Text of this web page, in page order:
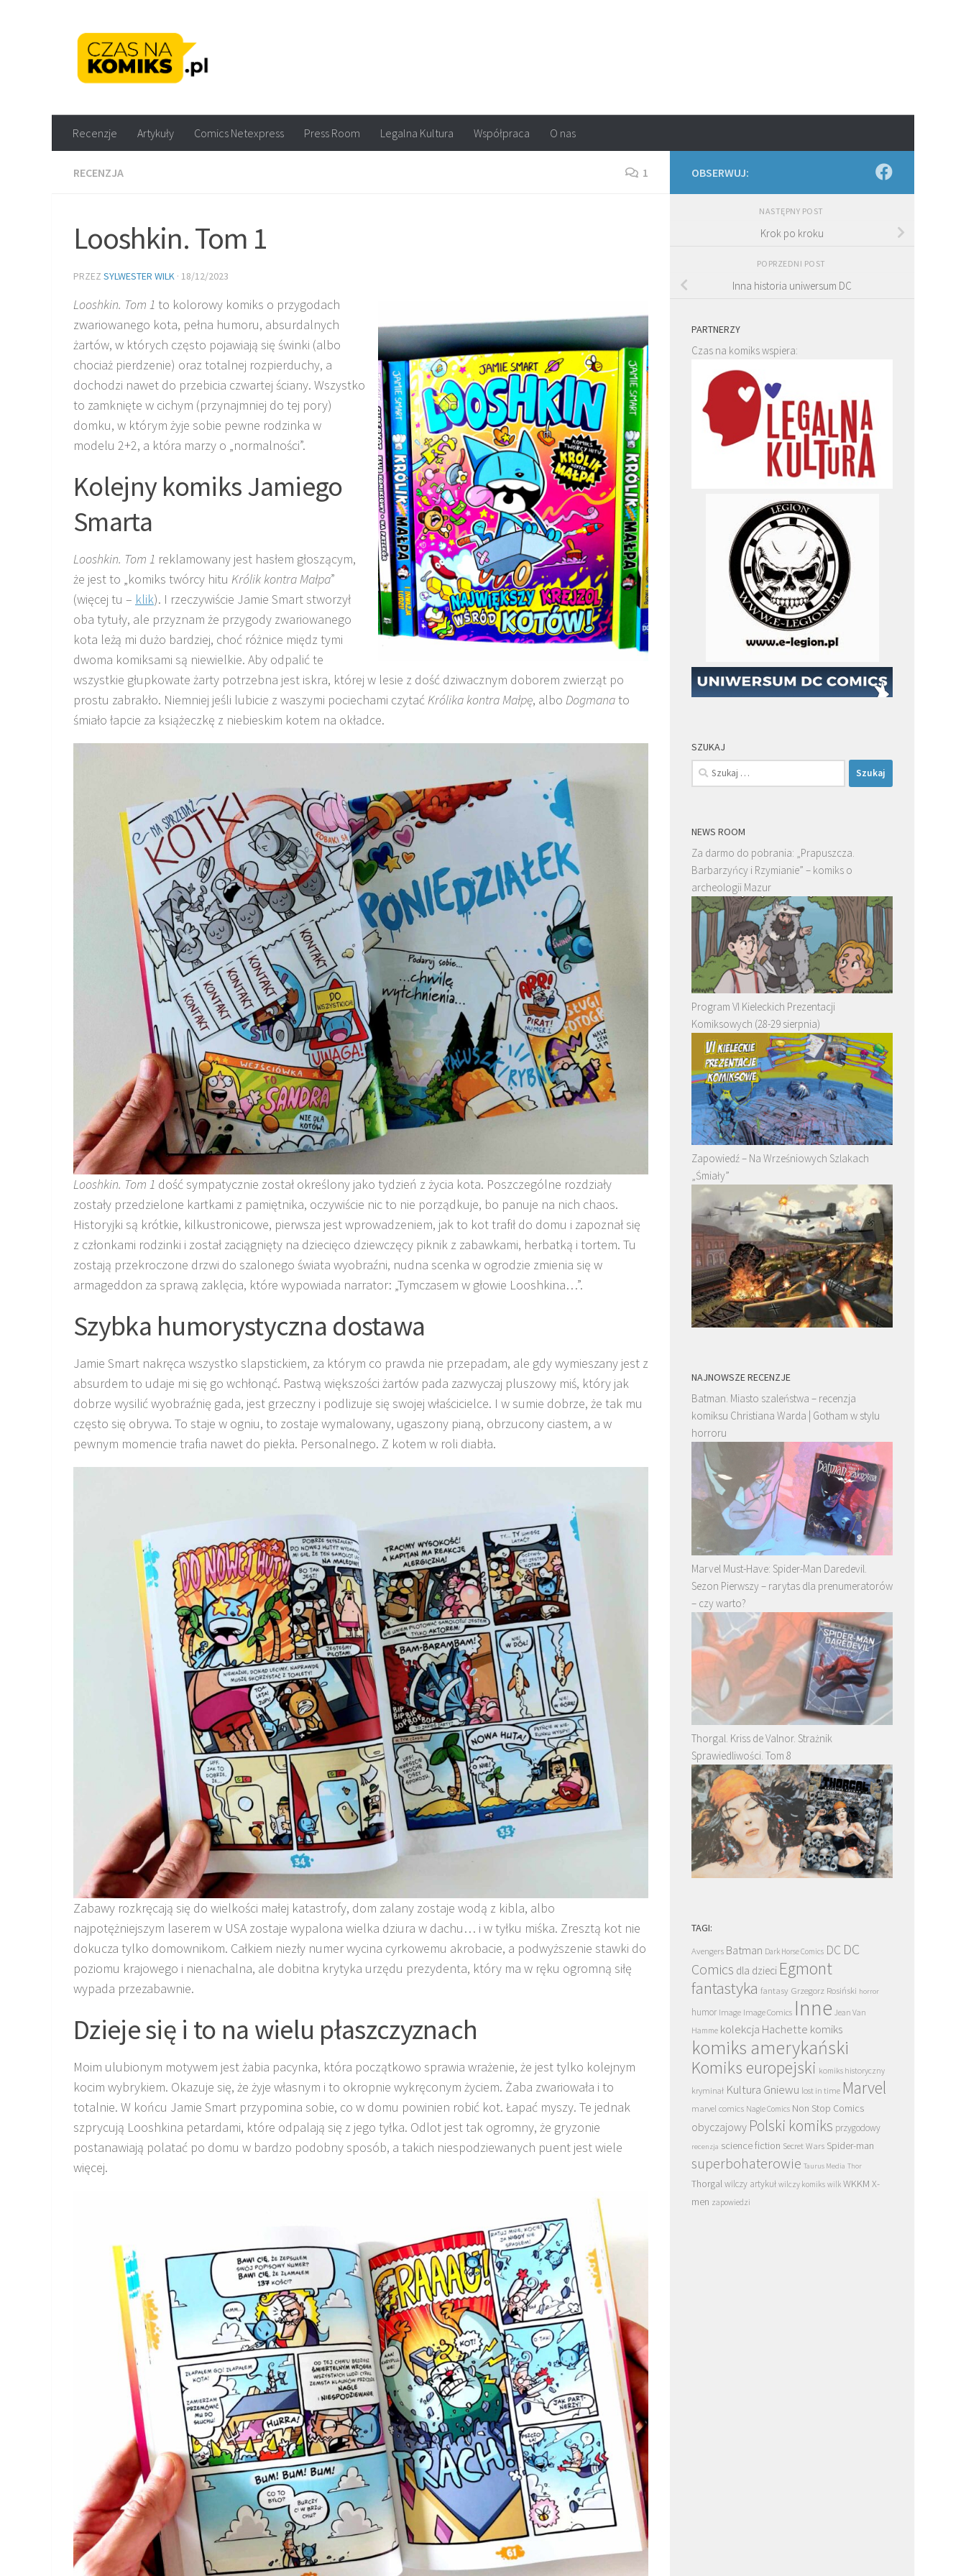
Recenzje Artykuły Comics Netexpress Press Room Legalna Kultura Współpraca O nas
RECENZJA 1
Looshkin. Tom 1
PRZEZ SYLWESTER WILK · 18/12/2023
Looshkin. Tom 1 to kolorowy komiks o przygodach
zwariowanego kota, pełna humoru, absurdalnych
żartów, w których często pojawiają się świnki (albo
chociaż pierdzenie) oraz totalnej rozpierduchy, a
dochodzi nawet do przebicia czwartej ściany. Wszystko
to zamknięte w cichym (przynajmniej do tej pory)
domku, w którym żyje sobie pewne rodzinka w
modelu 2+2, a która marzy o „normalności”.
Kolejny komiks Jamiego
Smarta
Looshkin. Tom 1 reklamowany jest hasłem głoszącym,
że jest to „komiks twórcy hitu Królik kontra Małpa”
(więcej tu – klik). I rzeczywiście Jamie Smart stworzył
oba tytuły, ale przyznam że przygody zwariowanego
kota leżą mi dużo bardziej, choć różnice międz tymi
dwoma komiksami są niewielkie. Aby odpalić te
wszystkie głupkowate żarty potrzebna jest iskra, której w lesie z dość dziwacznym doborem zwierząt po
prostu zabrakło. Niemniej jeśli lubicie z waszymi pociechami czytaćKrólika kontra Małpę, albo Dogmanato
śmiało łapcie za książeczkę z niebieskim kotem na okładce.
Looshkin. Tom 1 dość sympatycznie został określony jako tydzień z życia kota. Poszczególne rozdziały
zostały przedzielone kartkami z pamiętnika, oczywiście nic to nie porządkuje, bo panuje na nich chaos.
Historyjki są krótkie, kilkustronicowe, pierwsza jest wprowadzeniem, jak to kot trafił do domu i zapoznał się
z członkami rodzinki i został zaciągnięty na dziecięco dziewczęcy piknik z zabawkami, herbatką i tortem. Tu
zostają przekroczone drzwi do szalonego świata wyobraźni, nudna scenka w ogrodzie zmienia się w
armageddon za sprawą zaklęcia, które wypowiada narrator: „Tymczasem w głowie Looshkina…”.
Szybka humorystyczna dostawa
Jamie Smart nakręca wszystko slapstickiem, za którym co prawda nie przepadam, ale gdy wymieszany jest z
absurdem to udaje mi się go wchłonąć. Pastwą większości żartów pada zazwyczaj pluszowy miś, który jak
dobrze wysilić wyobraźnię gada, jest grzeczny i podlizuje się swojej właścicielce. I w sumie dobrze, że tak mu
często się obrywa. To staje w ogniu, to zostaje wymalowany, ugaszony pianą, obrzucony ciastem, a w
pewnym momencie trafia nawet do piekła. Personalnego. Z kotem w roli diabła.
Zabawy rozkręcają się do wielkości małej katastrofy, dom zalany zostaje wodą z kibla, albo
najpotężniejszym laserem w USA zostaje wypalona wielka dziura w dachu… i w tyłku miśka. Zresztą kot nie
dokucza tylko domownikom. Całkiem niezły numer wycina cyrkowemu akrobacie, a podwyższenie stawki do
poziomu krajowego i nienachalna, ale dobitna krytyka urzędu prezydenta, który ma w ręku ogromną siłę
wypada przezabawnie.
Dzieje się i to na wielu płaszczyznach
Moim ulubionym motywem jest żabia pacynka, która początkowo sprawia wrażenie, że jest tylko kolejnym
kocim wybrykiem. Okazuje się, że żyje własnym i to okropnie wykręconym życiem. Żaba zwariowała i to
totalnie. W końcu Jamie Smart przypomina sobie, co w domu powinien robić kot. Łapać myszy. Te jednak
szprycują Looshkina petardami, które odpalają się z jego tyłka. Odlot jest tak ogromny, że gryzonie
postanawiają polatać po domu w bardzo podobny sposób, a takich niespodziewanych puent jest wiele
więcej.
OBSERWUJ:
NASTĘPNY POST
Krok po kroku
POPRZEDNI POST
Inna historia uniwersum DC
PARTNERZY
Czas na komiks wspiera:
SZUKAJ
Szukaj:
NEWS ROOM
Za darmo do pobrania: „Prapuszcza.
Barbarzyńcy i Rzymianie” – komiks o
archeologii Mazur
Program VI Kieleckich Prezentacji
Komiksowych (28-29 sierpnia)
Zapowiedź – Na Wrześniowych Szlakach
„Śmiały”
NAJNOWSZE RECENZJE
Batman. Miasto szaleństwa – recenzja
komiksu Christiana Warda | Gotham w stylu
horroru
Marvel Must-Have: Spider-Man Daredevil.
Sezon Pierwszy – rarytas dla prenumeratorów
– czy warto?
Thorgal. Kriss de Valnor. Strażnik
Sprawiedliwości. Tom 8
TAGI:
Avengers Batman Dark Horse Comics DC DC
Comics dla dzieci Egmont
fantastyka fantasy Grzegorz Rosiński horror
humor Image Image Comics Inne Jean Van
Hamme kolekcja Hachette komiks
komiks amerykański
Komiks europejski komiks historyczny
kryminał Kultura Gniewu lost in time Marvel
marvel comics Nagle Comics Non Stop Comics
obyczajowy Polski komiks przygodowy
recenzja science fiction Secret Wars Spider-man
superbohaterowie Taurus Media Thor
Thorgalwilczy artykuł wilczy komiks wilk WKKM X-
men zapowiedzi